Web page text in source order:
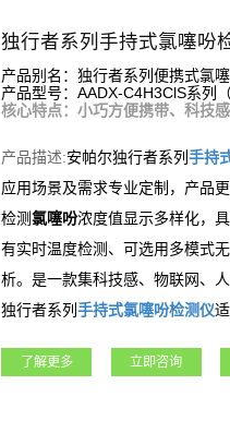
独行者系列手持式氯噻吩
产品别名：独行者系列便携式氯
产品型号：AADX-C4H3ClS系列
核心特点：小巧方便携带、科技
产品描述:安帕尔独行者系列 手持
应用场景及需求专业定制，产品
检测氯噻吩浓度值显示多样化，
有实时温度检测、可选用多模式
析。是一款集科技感、物联网、
独行者系列 手持式氯噻吩检测仪
了解更多 立即咨询